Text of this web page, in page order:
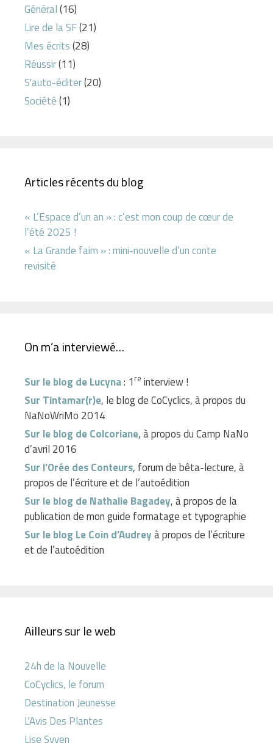
Général(16)
Lire de la SF(21)
Mes écrits(28)
Réussir(11)
S'auto-éditer(20)
Société(1)
Articles récents du blog
« L’Espace d’un an » : c’est mon coup de cœur de
l’été 2025 !
« La Grande faim » : mini-nouvelle d’un conte
revisité
On m’a interviewé…
Sur le blog de Lucyna: 1 re interview !
Sur Tintamar(r)e, le blog de CoCyclics, à propos du
NaNoWriMo 2014
Sur le blog de Colcoriane, à propos du Camp NaNo
d’avril 2016
Sur l’Orée des Conteurs, forum de bêta-lecture, à
propos de l’écriture et de l’autoédition
Sur le blog de Nathalie Bagadey, à propos de la
publication de mon guide formatage et typographie
Sur le blog Le Coin d’Audreyà propos de l’écriture
et de l’autoédition
Ailleurs sur le web
24h de la Nouvelle
CoCyclics, le forum
Destination Jeunesse
L'Avis Des Plantes
Lise Syven